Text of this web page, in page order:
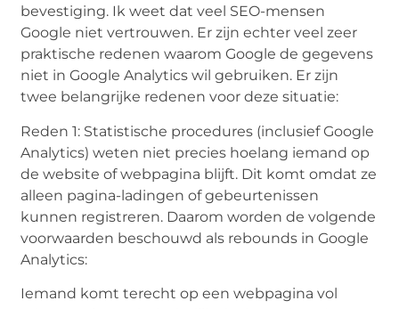
bevestiging. Ik weet dat veel SEO-mensen
Google niet vertrouwen. Er zijn echter veel zeer
praktische redenen waarom Google de gegevens
niet in Google Analytics wil gebruiken. Er zijn
twee belangrijke redenen voor deze situatie:
Reden 1: Statistische procedures (inclusief Google
Analytics) weten niet precies hoelang iemand op
de website of webpagina blijft. Dit komt omdat ze
alleen pagina-ladingen of gebeurtenissen
kunnen registreren. Daarom worden de volgende
voorwaarden beschouwd als rebounds in Google
Analytics:
Iemand komt terecht op een webpagina vol